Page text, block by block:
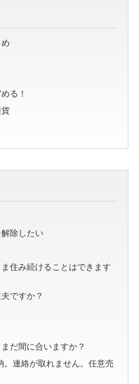
る！
除したい
住み続けることはできます
ですか？
だ間に合いますか？
。連絡が取れません。任意売